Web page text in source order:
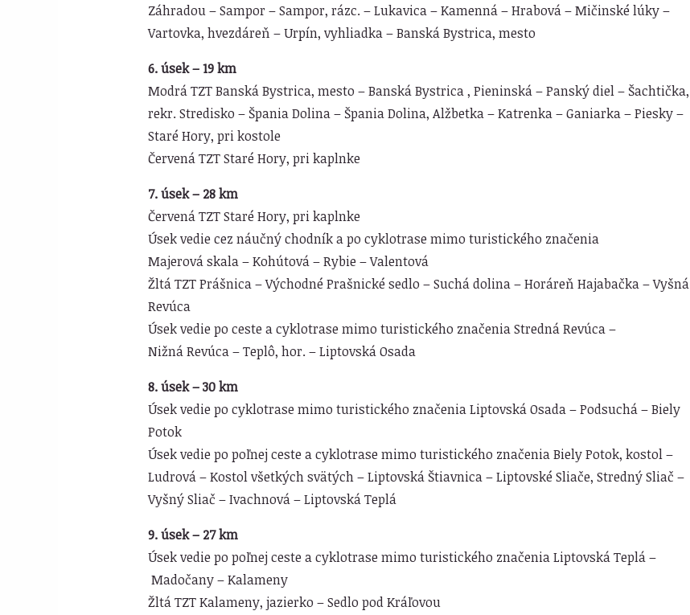
Záhradou – Sampor – Sampor, rázc. – Lukavica – Kamenná – Hrabová – Mičinské lúky –
Vartovka, hvezdáreň – Urpín, vyhliadka – Banská Bystrica, mesto
6. úsek – 19 km
Modrá TZT Banská Bystrica, mesto – Banská Bystrica , Pieninská – Panský diel – Šachtička,
rekr. Stredisko – Špania Dolina – Špania Dolina, Alžbetka – Katrenka – Ganiarka – Piesky –
Staré Hory, pri kostole
Červená TZT Staré Hory, pri kaplnke
7. úsek – 28 km
Červená TZT Staré Hory, pri kaplnke
Úsek vedie cez náučný chodník a po cyklotrase mimo turistického značenia
Majerová skala – Kohútová – Rybie – Valentová
Žltá TZT Prášnica – Východné Prašnické sedlo – Suchá dolina – Horáreň Hajabačka – Vyšná
Revúca
Úsek vedie po ceste a cyklotrase mimo turistického značenia Stredná Revúca –
Nižná Revúca – Teplô, hor. – Liptovská Osada
8. úsek – 30 km
Úsek vedie po cyklotrase mimo turistického značenia Liptovská Osada – Podsuchá – Biely
Potok
Úsek vedie po poľnej ceste a cyklotrase mimo turistického značenia Biely Potok, kostol –
Ludrová – Kostol všetkých svätých – Liptovská Štiavnica – Liptovské Sliače, Stredný Sliač –
Vyšný Sliač – Ivachnová – Liptovská Teplá
9. úsek – 27 km
Úsek vedie po poľnej ceste a cyklotrase mimo turistického značenia Liptovská Teplá –
Madočany – Kalameny
Žltá TZT Kalameny, jazierko – Sedlo pod Kráľovou